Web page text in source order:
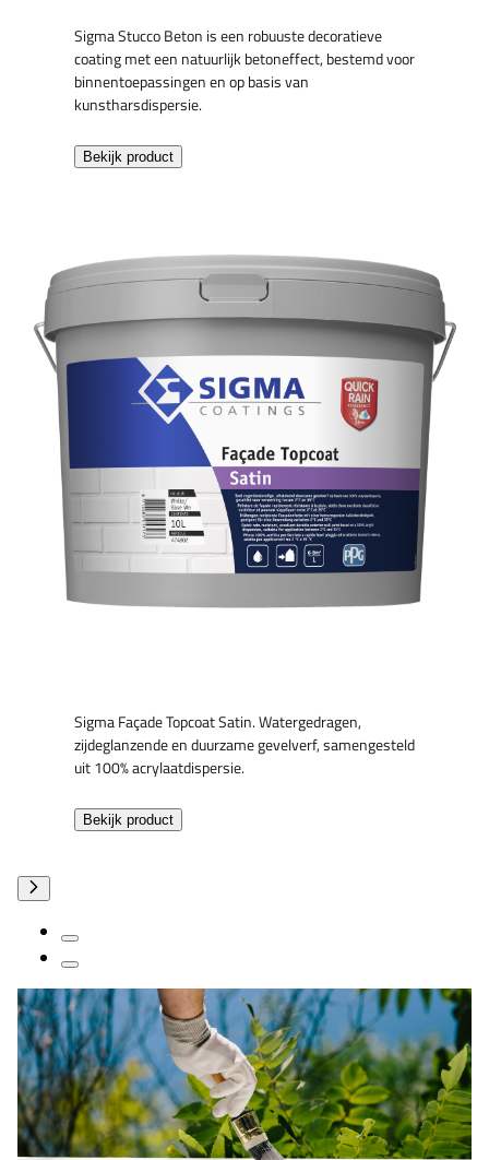
Sigma Stucco Beton is een robuuste decoratieve
coating met een natuurlijk betoneffect, bestemd voor
binnentoepassingen en op basis van
kunstharsdispersie.
Bekijk product
Sigma Façade Topcoat Satin. Watergedragen,
zijdeglanzende en duurzame gevelverf, samengesteld
uit 100% acrylaatdispersie.
Bekijk product